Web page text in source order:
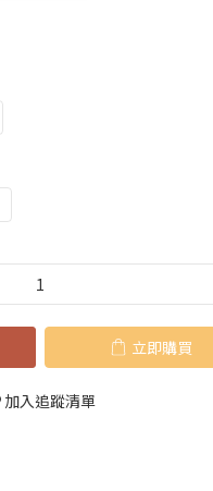
立即購買
加入追蹤清單